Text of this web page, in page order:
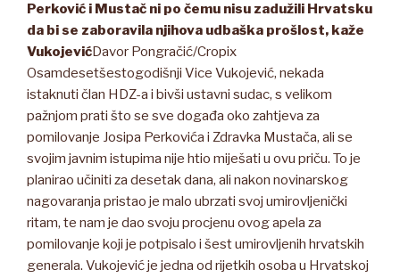
Perković i Mustač ni po čemu nisu zadužili Hrvatsku
da bi se zaboravila njihova udbaška prošlost, kaže
VukojevićDavor Pongračić/Cropix
Osamdesetšestogodišnji Vice Vukojević, nekada
istaknuti član HDZ-a i bivši ustavni sudac, s velikom
pažnjom prati što se sve događa oko zahtjeva za
pomilovanje Josipa Perkovića i Zdravka Mustača, ali se
svojim javnim istupima nije htio miješati u ovu priču. To je
planirao učiniti za desetak dana, ali nakon novinarskog
nagovaranja pristao je malo ubrzati svoj umirovljenički
ritam, te nam je dao svoju procjenu ovog apela za
pomilovanje koji je potpisalo i šest umirovljenih hrvatskih
generala. Vukojević je jedna od rijetkih osoba u Hrvatskoj